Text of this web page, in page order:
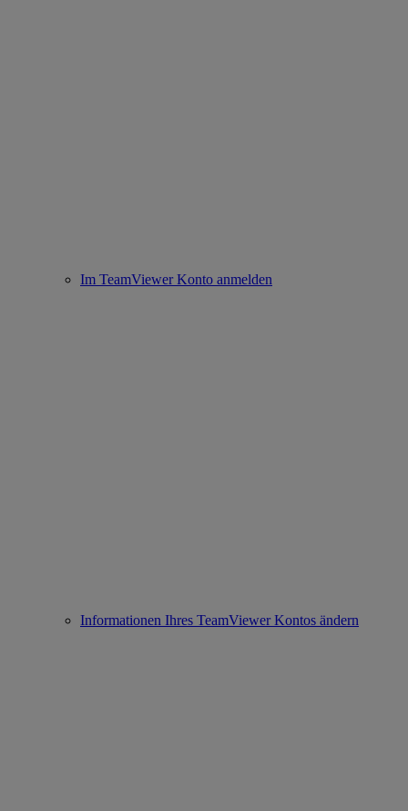
Im TeamViewer Konto anmelden
Informationen Ihres TeamViewer Kontos ändern